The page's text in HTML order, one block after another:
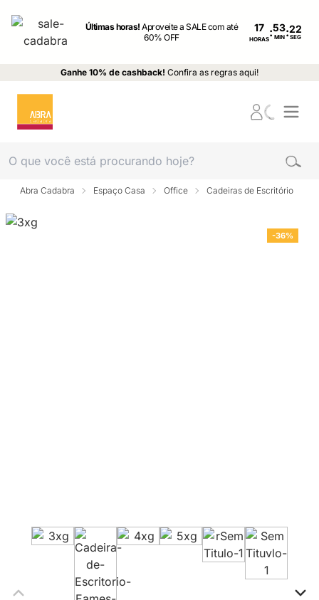
Últimas horas!Aproveite a SALE com até
60% OFF
17
HORAS: MIN : SEG
Ganhe 10% de cashback! Confira as regras aqui!
Abra Cadabra Espaço Casa Office Cadeiras de Escritório
-36%